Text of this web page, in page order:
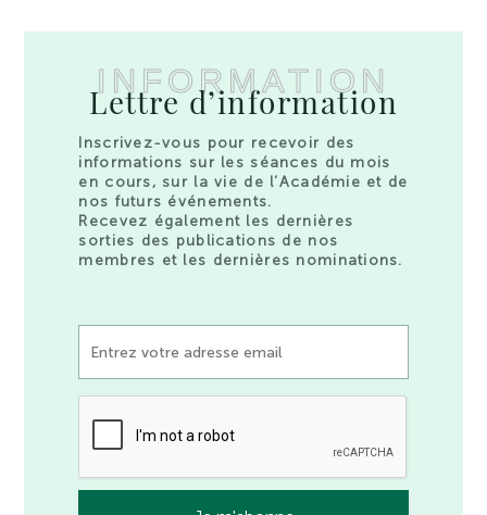
INFORMATION
Lettre d’information
Inscrivez-vous pour recevoir des
informations sur les séances du mois
en cours, sur la vie de l’Académie et de
nos futurs événements.
Recevez également les dernières
sorties des publications de nos
membres et les dernières nominations.